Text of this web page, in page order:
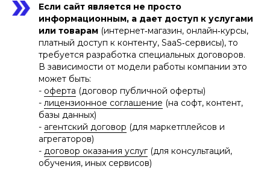
Если сайт является не просто
информационным, а дает доступ к услугами
или товарам (интернет‑магазин, онлайн‑курсы,
платный доступ к контенту, SaaS‑сервисы), то
требуется разработка специальных договоров.
В зависимости от модели работы компании это
может быть:
- оферта (договор публичной оферты)
- лицензионное соглашение (на софт, контент,
базы данных)
- агентский договор (для маркетплейсов и
агрегаторов)
- договор оказания услуг(для консультаций,
обучения, иных сервисов)